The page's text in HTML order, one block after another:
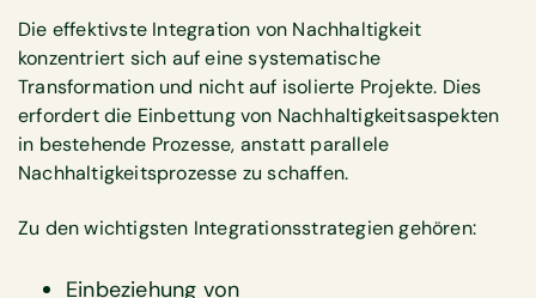
Die effektivste Integration von Nachhaltigkeit
konzentriert sich auf eine systematische
Transformation und nicht auf isolierte Projekte. Dies
erfordert die Einbettung von Nachhaltigkeitsaspekten
in bestehende Prozesse, anstatt parallele
Nachhaltigkeitsprozesse zu schaffen.
Zu den wichtigsten Integrationsstrategien gehören:
Einbeziehung von